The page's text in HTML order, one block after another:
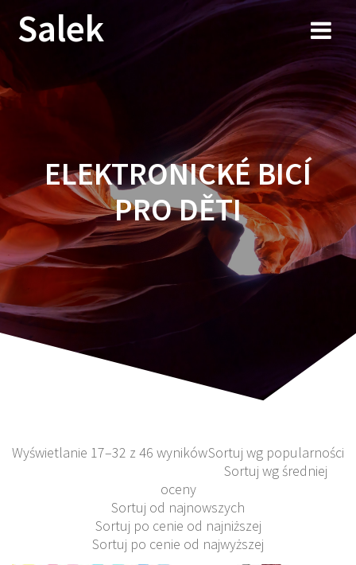
Przejdź
do
Salek
ELEKTRONICKÉ BICÍ
PRO DĚTI
Wyświetlanie 17–32 z 46 wynikówSortuj wg popularności
Sortuj wg średniej
oceny
Sortuj od najnowszych
Sortuj po cenie od najniższej
Sortuj po cenie od najwyższej